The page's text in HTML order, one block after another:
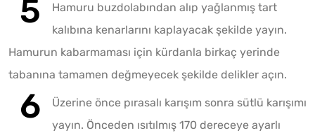
Hamuru buzdolabından alıp yağlanmış tart
kalıbına kenarlarını kaplayacak şekilde yayın.
Hamurun kabarmaması için kürdanla birkaç yerinde
tabanına tamamen değmeyecek şekilde delikler açın.
Üzerine önce pırasalı karışım sonra sütlü karışımı
yayın. Önceden ısıtılmış 170 dereceye ayarlı